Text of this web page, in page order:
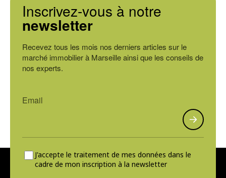
Inscrivez-vous à notre
newsletter
Recevez tous les mois nos derniers articles sur le
marché immobilier à Marseille ainsi que les conseils de
nos experts.
J'accepte le traitement de mes données dans le
cadre de mon inscription à la newsletter